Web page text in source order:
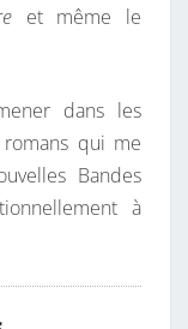
et même le
dans les
qui me
Bandes
à